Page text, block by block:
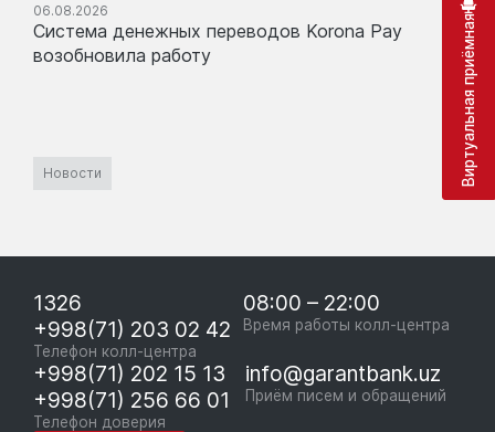
06.08.2026
Система денежных переводов Korona Pay
возобновила работу
Новости
1326
+998(71) 203 02 42
Телефон колл-центра
08:00 – 22:00
Время работы колл-центра
+998(71) 202 15 13
+998(71) 256 66 01
Телефон доверия
info@garantbank.uz
Приём писем и обращений
Виртуальная приёмная